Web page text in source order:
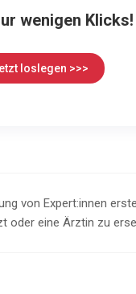
wenigen Klicks!
loslegen >>>
von Expert:innen
oder eine Ärztin zu